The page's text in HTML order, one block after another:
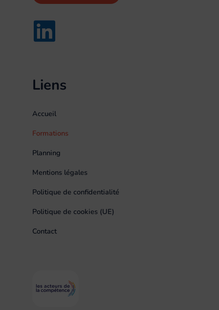
Liens
Accueil
Formations
Planning
Mentions légales
Politique de confidentialité
Politique de cookies (UE)
Contact